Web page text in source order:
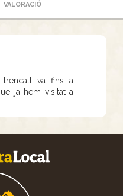
VALORACIÓ
va fins a
ja hem visitat a